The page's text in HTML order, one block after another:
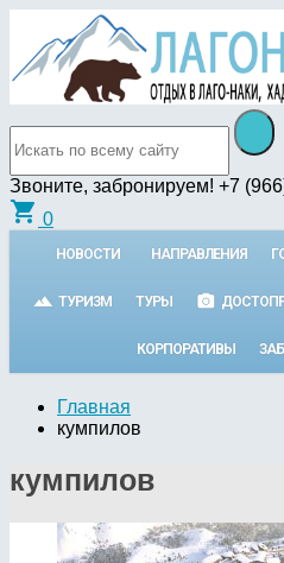
Звоните, забронируем! +7
shopping_cart 0
НОВОСТИ НАПРАВЛЕНИЯ
ТУРИЗМ ТУРЫ
КОРПОРАТИВЫ
Главная
кумпилов
кумпилов